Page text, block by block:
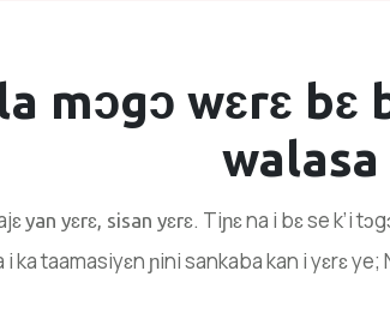
mɔgɔ wɛrɛ bɛ
yan yɛrɛ, sisan yɛrɛ. Tiɲɛ na i bɛ se k’i
i ka taamasiyɛn ɲini sankaba kan i yɛrɛ